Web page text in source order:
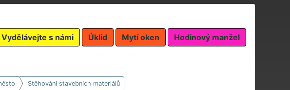
Vydělávejte s námi Úklid Mytí oken Hodinový manžel
Stěhování stavebních materiálů